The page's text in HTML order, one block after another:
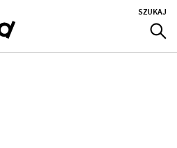
SZUKAJ